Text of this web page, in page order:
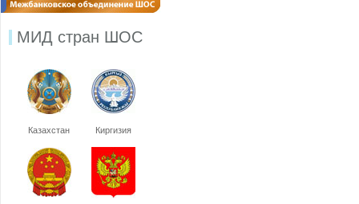
МИД стран ШОС
Казахстан Киргизия